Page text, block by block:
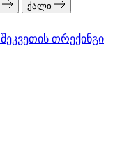
ქალი
შეკვეთის თრექინგი